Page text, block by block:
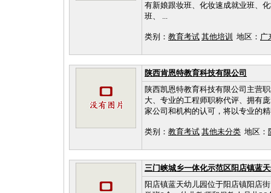
有新娘跟妆班、化妆速成就业班、
班、 ...
类别： 教育考试 其他培训 地区： 广
陕西肯恩特教育科技有限公司
陕西凯恩特教育科技有限公司主营
大、专业的工程师职称代评、拥有
家公司和机构的认可，将以专业的
类别： 教育考试 其他未分类 地区：
三门峡城乡一体化示范区阳店镇蓝
阳店镇蓝天幼儿园位于阳店镇阳店